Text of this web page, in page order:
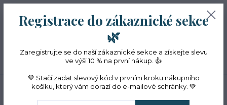
Menu
CZK
Hledat
(Po-Pá, 10-16 hod.)
0ks
0 Kč
Registrace do zákaznické sekce
🌿
Zaregistrujte se do naší zákaznické sekce a získejte slevu
ve výši 10 % na první nákup. 👍
💚 Stačí zadat slevový kód v prvním kroku nákupního
košíku, který vám dorazí do e-mailové schránky. 💚